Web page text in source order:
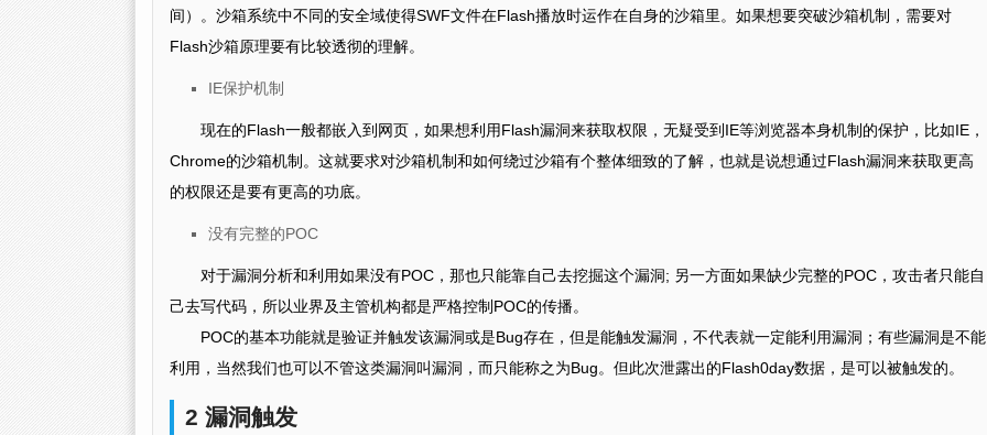
间）。沙箱系统中不同的安全域使得SWF文件在Flash播放时运作在自身的沙箱里。如果想要突破沙箱机制，需要对
Flash沙箱原理要有比较透彻的理解。
IE保护机制
现在的Flash一般都嵌入到网页，如果想利用Flash漏洞来获取权限，无疑受到IE等浏览器本身机制的保护，比如IE，
Chrome的沙箱机制。这就要求对沙箱机制和如何绕过沙箱有个整体细致的了解，也就是说想通过Flash漏洞来获取更高
的权限还是要有更高的功底。
没有完整的POC
对于漏洞分析和利用如果没有POC，那也只能靠自己去挖掘这个漏洞; 另一方面如果缺少完整的POC，攻击者只能自
己去写代码，所以业界及主管机构都是严格控制POC的传播。
POC的基本功能就是验证并触发该漏洞或是Bug存在，但是能触发漏洞，不代表就一定能利用漏洞；有些漏洞是不能
利用，当然我们也可以不管这类漏洞叫漏洞，而只能称之为Bug。但此次泄露出的Flash0day数据，是可以被触发的。
2 漏洞触发